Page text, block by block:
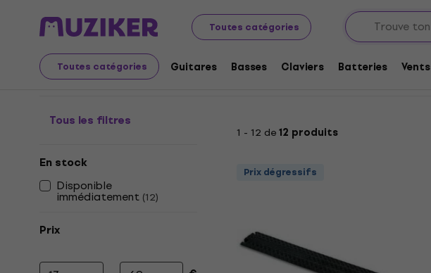
Toutes catégories
Toutes catégories Guitares Basses Claviers Batteries Vents
Instruments de musique Accessoires Câbles, fiches et adaptateurs
Protection et passage de câbles
Tous les filtres
En stock
Disponible
immédiatement (12)
Prix
1 - 12 de12 produits
Prix dégressifs